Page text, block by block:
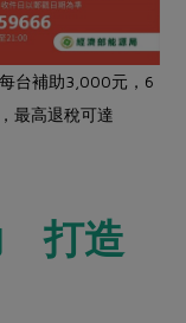
台補助3,000元，6
最高退稅可達
打造